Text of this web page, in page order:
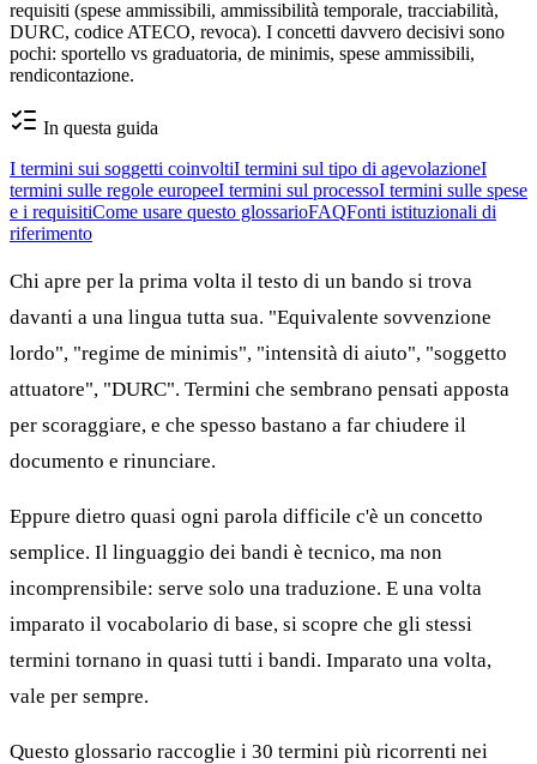
requisiti (spese ammissibili, ammissibilità temporale, tracciabilità,
DURC, codice ATECO, revoca). I concetti davvero decisivi sono
pochi: sportello vs graduatoria, de minimis, spese ammissibili,
rendicontazione.
In questa guida
I termini sui soggetti coinvoltiI termini sul tipo di agevolazioneI
termini sulle regole europeeI termini sul processoI termini sulle spese
e i requisitiCome usare questo glossarioFAQFonti istituzionali di
riferimento
Chi apre per la prima volta il testo di un bando si trova
davanti a una lingua tutta sua. "Equivalente sovvenzione
lordo", "regime de minimis", "intensità di aiuto", "soggetto
attuatore", "DURC". Termini che sembrano pensati apposta
per scoraggiare, e che spesso bastano a far chiudere il
documento e rinunciare.
Eppure dietro quasi ogni parola difficile c'è un concetto
semplice. Il linguaggio dei bandi è tecnico, ma non
incomprensibile: serve solo una traduzione. E una volta
imparato il vocabolario di base, si scopre che gli stessi
termini tornano in quasi tutti i bandi. Imparato una volta,
vale per sempre.
Questo glossario raccoglie i 30 termini più ricorrenti nei